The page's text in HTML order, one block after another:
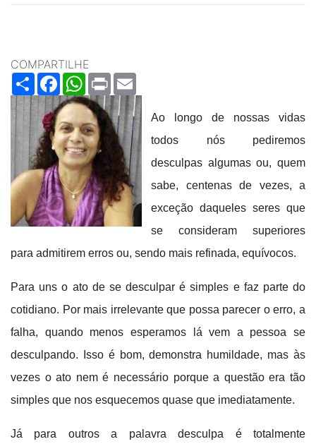
COMPARTILHE
ShareFacebookWhatsApp
Print
Ao longo de nossas vidas
todos nós pediremos
desculpas algumas ou, quem
sabe, centenas de vezes, a
exceção daqueles seres que
se consideram superiores
para admitirem erros ou, sendo mais refinada, equívocos.
Para uns o ato de se desculpar é simples e faz parte do
cotidiano. Por mais irrelevante que possa parecer o erro, a
falha, quando menos esperamos lá vem a pessoa se
desculpando. Isso é bom, demonstra humildade, mas às
vezes o ato nem é necessário porque a questão era tão
simples que nos esquecemos quase que imediatamente.
Já para outros a palavra desculpa é totalmente